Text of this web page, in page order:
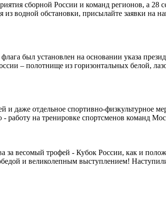
сборной России и команд регионов, а 28
водной обстановки, присылайте заявки на
был установлен на основании указа
– полотнище из горизонтальных белой,
даже отдельное спортивно-физкультурное
на тренировке спортсменов команд
за весомый трофей - Кубок России, как и
и великолепным выступлением!